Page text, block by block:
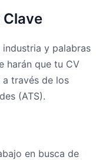
Clave
y palabras
harán que tu CV
a través de los
(ATS).
en busca de